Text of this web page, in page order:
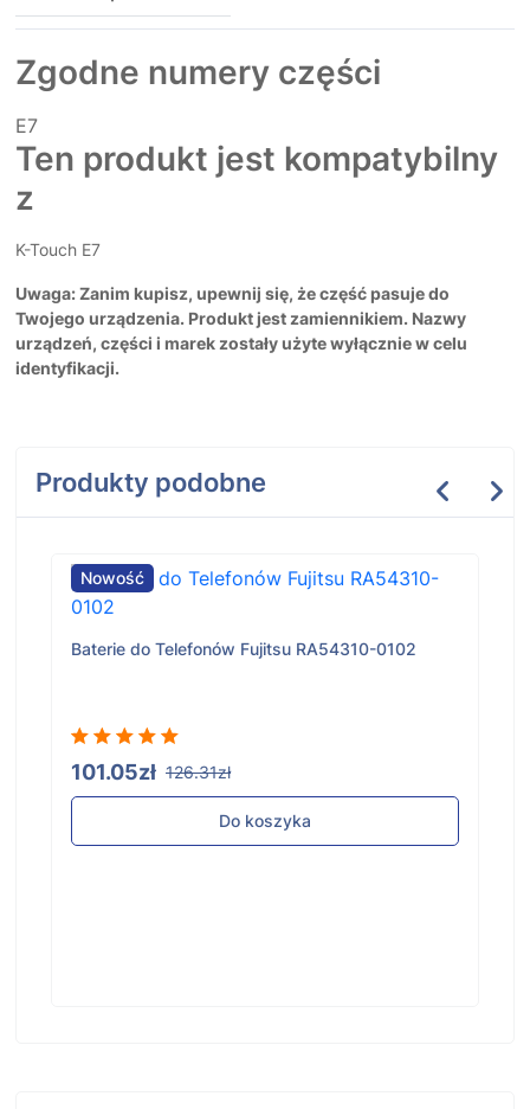
Zgodne numery części
E7
Ten produkt jest kompatybilny
z
K-Touch E7
Uwaga: Zanim kupisz, upewnij się, że część pasuje do
Twojego urządzenia. Produkt jest zamiennikiem. Nazwy
urządzeń, części i marek zostały użyte wyłącznie w celu
identyfikacji.
Produkty podobne
Nowość
Baterie do Telefonów Fujitsu RA54310-0102
101.05zł 126.31zł
Do koszyka